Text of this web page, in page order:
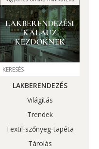
LAKBERENDEZÉS
Világítás
Trendek
Textil-szőnyeg-tapéta
Tárolás